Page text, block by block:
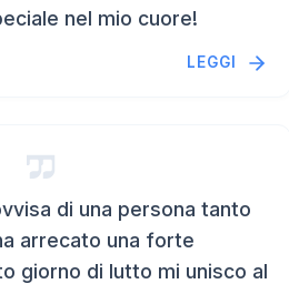
nel mio cuore!
LEGGI
di una persona tanto
arrecato una forte
giorno di lutto mi unisco al